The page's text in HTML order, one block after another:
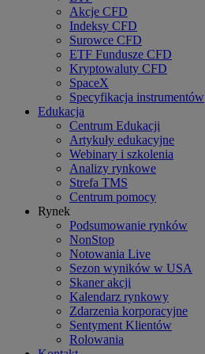
Akcje CFD
Indeksy CFD
Surowce CFD
ETF Fundusze CFD
Kryptowaluty CFD
SpaceX
Specyfikacja instrumentów
Edukacja
Centrum Edukacji
Artykuły edukacyjne
Webinary i szkolenia
Analizy rynkowe
Strefa TMS
Centrum pomocy
Rynek
Podsumowanie rynków
NonStop
Notowania Live
Sezon wyników w USA
Skaner akcji
Kalendarz rynkowy
Zdarzenia korporacyjne
Sentyment Klientów
Rolowania